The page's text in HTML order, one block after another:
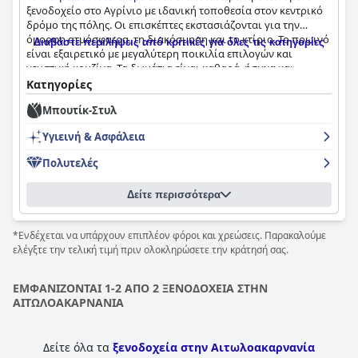
ξενοδοχείο στο Αγρίνιο με ιδανική τοποθεσία στον κεντρικό
δρόμο της πόλης. Οι επισκέπτες εκστασιάζονται για την
όμορφη ατμόσφαιρα, τη διακόσμηση και το κτίριο. Το πρωινό
είναι εξαιρετικό με μεγαλύτερη ποικιλία επιλογών και
γευστική κουζίνα. Τα δωμάτια είναι καθαρά, ήσυχα και
όμορφα διακοσμημένα με άνετα κρεβάτια και εξαιρετικές
υπηρεσίες καθαρισμού. Το ξενοδοχείο είναι ελκυστικό, άνετο
και τα πάντα είναι άψογα, μέχρι και την παραμικρή
φιλόξενη φιλοξενία, ευγενικό, πραγματικά εξυπηρετικό και
εξυπηρετικό. Συνολικά, οι επισκέπτες βρήκαν ότι το
Hotel & Spaείναι ένα σύγχρονο, άνετο και τέλειο μέρος για να
μείνετε ενώ εξερευνάτε την περιοχή.
Διαβάστε περιλήψεις από κριτικές για όλες τις κατηγορίες
Κατηγορίες
Μπουτίκ-Στυλ
Υγιεινή & Ασφάλεια
Πολυτελές
Δείτε περισσότερα
*Ενδέχεται να υπάρχουν επιπλέον φόροι και χρεώσεις. Παρακαλούμε
ελέγξτε την τελική τιμή πριν ολοκληρώσετε την κράτησή σας.
ΕΜΦΑΝΙΖΟΝΤΑΙ 1-2 ΑΠΟ 2 ΞΕΝΟΔΟΧΕΙΑ ΣΤΗΝ
ΑΙΤΩΛΟΑΚΑΡΝΑΝΙΑ
Δείτε όλα τα ξενοδοχεία στην Αιτωλοακαρνανία